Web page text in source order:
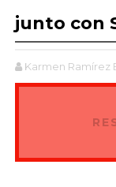
junto con
Karmen Ramírez